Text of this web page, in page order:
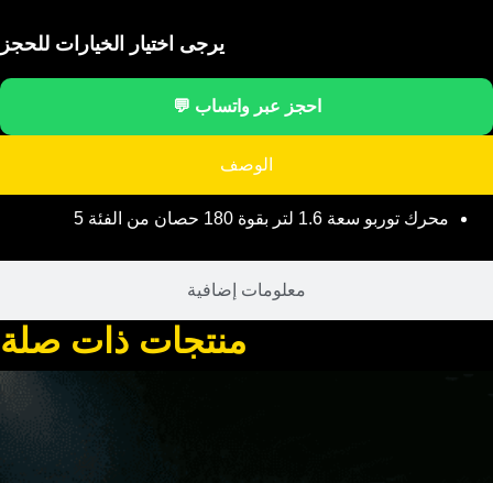
يرجى اختيار الخيارات للحجز
احجز عبر واتساب 💬
الوصف
معلومات إضافية
محرك توربو سعة 1.6 لتر بقوة 180 حصان من الفئة 5
منتجات ذات صلة